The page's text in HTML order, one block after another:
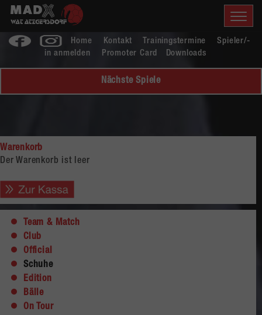
Home Kontakt Trainingstermine
Spieler/-
in anmelden
Promoter Card Downloads
Nächste Spiele
Warenkorb
Der Warenkorb ist leer
Team & Match
Club
Official
Schuhe
Edition
Bälle
On Tour